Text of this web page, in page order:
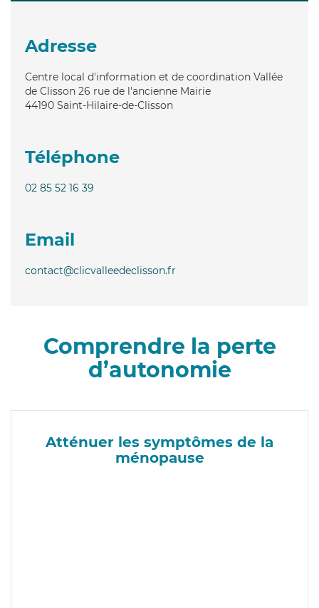
Adresse
Centre local d'information et de coordination Vallée
de Clisson 26 rue de l'ancienne Mairie
44190 Saint-Hilaire-de-Clisson
Téléphone
02 85 52 16 39
Email
contact@clicvalleedeclisson.fr
Comprendre la perte
d’autonomie
Atténuer les symptômes de la
ménopause